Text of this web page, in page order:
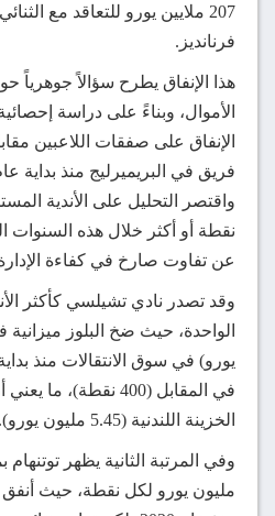
207 ملايين يورو للتعاقد مع
فرنانديز.
هذا الإنفاق يطرح سؤالاً
الأموال، وبناءً على دراسة
الإنفاق على صفقات اللاعبين
نقطة أو أكثر خلال هذه السنوات
عن تفاوت صارخ في كفاءة الإدارة
وقد تصدر نادي تشيلسي كأكثر
يورو) في سوق الانتقالات منذ
في المقابل (400
الخزينة اللندنية (5.45 مليون يورو).